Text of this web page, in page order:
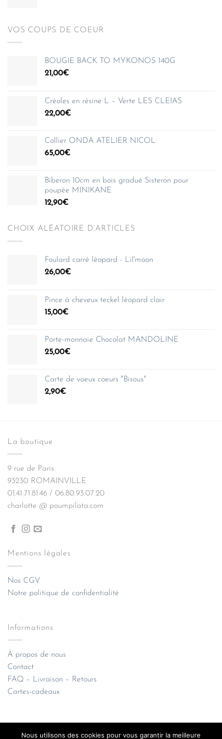
VOS COUPS DE COEUR
BOUGIE BACK TO MYKONOS 140G
21,00€
Créoles en résine L – Verte LES CLEIAS
22,00€
Collier ONDA ATELIER NICOL
65,00€
Biberon 10cm en bois gradué Sisteron pour
poupée MINIKANE
12,90€
CHOIX ALÉATOIRE D’ARTICLES
Foulard carré léopard - Lil'moon
26,00€
Pince à cheveux teckel léopard clair
15,00€
Porte-monnaie Chocolat MANDOLINE
25,00€
Carte de voeux coeurs "Bisous"
2,90€
La boutique
9 rue de Paris
93230 ROMAINVILLE
01.41.71.81.46 / 06.80.93.07.20
charlotte @ poumpilata.com
Mentions légales
Nos CGV
Notre politique de confidentialité
Informations
À propos de nous
Contact
FAQ – Livraison – Retours
Cartes-cadeaux
Nous utilisons des cookies pour vous garantir la meilleure